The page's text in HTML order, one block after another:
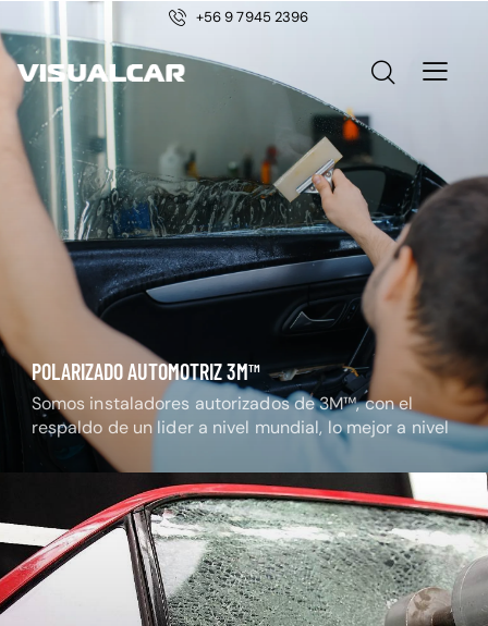
+56 9 7945 2396
POLARIZADO AUTOMOTRIZ 3M™
Somos instaladores autorizados de 3M™, con el
respaldo de un lider a nivel mundial, lo mejor a nivel
nacional.